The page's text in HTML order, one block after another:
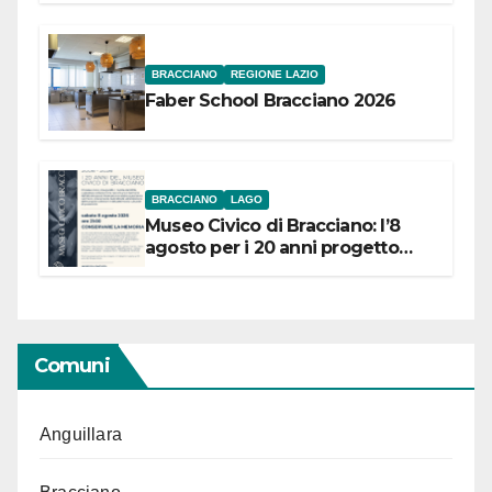
BRACCIANO REGIONE LAZIO
Faber School Bracciano 2026
BRACCIANO LAGO
Museo Civico di Bracciano: l’8
agosto per i 20 anni progetto
Comuni
Anguillara